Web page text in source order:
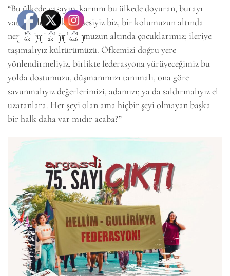
“Bu ülkede yaşayıp, karnını bu ülkede doyuran, burayı
vatan bilen herkesin sesiyiz biz, bir kolumuzun altında
nenelerimiz, bir kolumuzun altında çocuklarımız; ileriye
taşımalıyız kültürümüzü. Öfkemizi doğru yere
yönlendirmeliyiz, birlikte federasyona yürüyeceğimiz bu
yolda dostumuzu, düşmanımızı tanımalı, ona göre
savunmalıyız değerlerimizi, adamızı; ya da saldırmalıyız el
uzatanlara. Her şeyi olan ama hiçbir şeyi olmayan başka
bir halk daha var mıdır acaba?”